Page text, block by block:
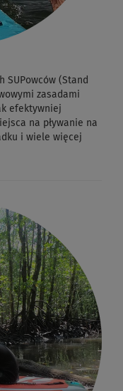
SUPowców (Stand
zasadami
efektywniej
na pływanie na
i wiele więcej